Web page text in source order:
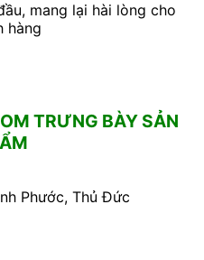
mang lại hài lòng cho
hàng
TRƯNG BÀY SẢN
Phước, Thủ Đức